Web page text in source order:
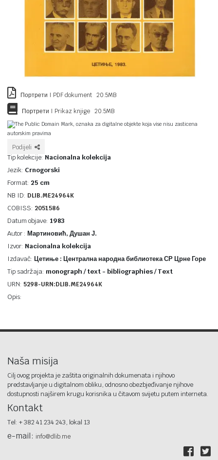
Портрети I PDF dokument 20.5MB
Портрети I Prikaz knjige 20.5MB
The Public Domain Mark, oznaka za digitalne objekte koja vise nisu zasticena
autorskim pravima
Podijeli
Tip kolekcije: Nacionalna kolekcija
Jezik: Crnogorski
Format: 25 cm
NB ID: DLIB.ME24964K
COBISS: 2051586
Datum objave: 1983
Autor : Мартиновић, Душан Ј.
Izvor: Nacionalna kolekcija
Izdavač: Цетиње : Централна народна библиотека СР Црне Горе
Tip sadržaja: monograph / text - bibliographies / Text
URN: 5298-URN:DLIB.ME24964K
Opis:
Naša misija
Cilj ovog projekta je zaštita originalnih dokumenata i njihovo
predstavljanje u digitalnom obliku, odnosno obezbjeđivanje njihove
dostupnosti najširem krugu korisnika u čitavom svijetu putem interneta.
Kontakt
Tel: + 382 41 234 243, lokal 13
e-mail: info@dlib.me